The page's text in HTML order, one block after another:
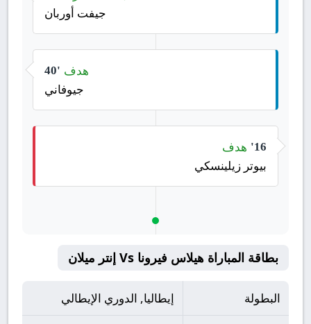
جيفت أوربان
40' هدف
جيوفاني
16'
هدف
بيوتر زيلينسكي
بطاقة المباراة هيلاس فيرونا Vs إنتر ميلان
البطولة إيطاليا, الدوري الإيطالي